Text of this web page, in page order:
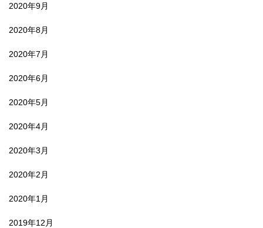
2020年9月
2020年8月
2020年7月
2020年6月
2020年5月
2020年4月
2020年3月
2020年2月
2020年1月
2019年12月